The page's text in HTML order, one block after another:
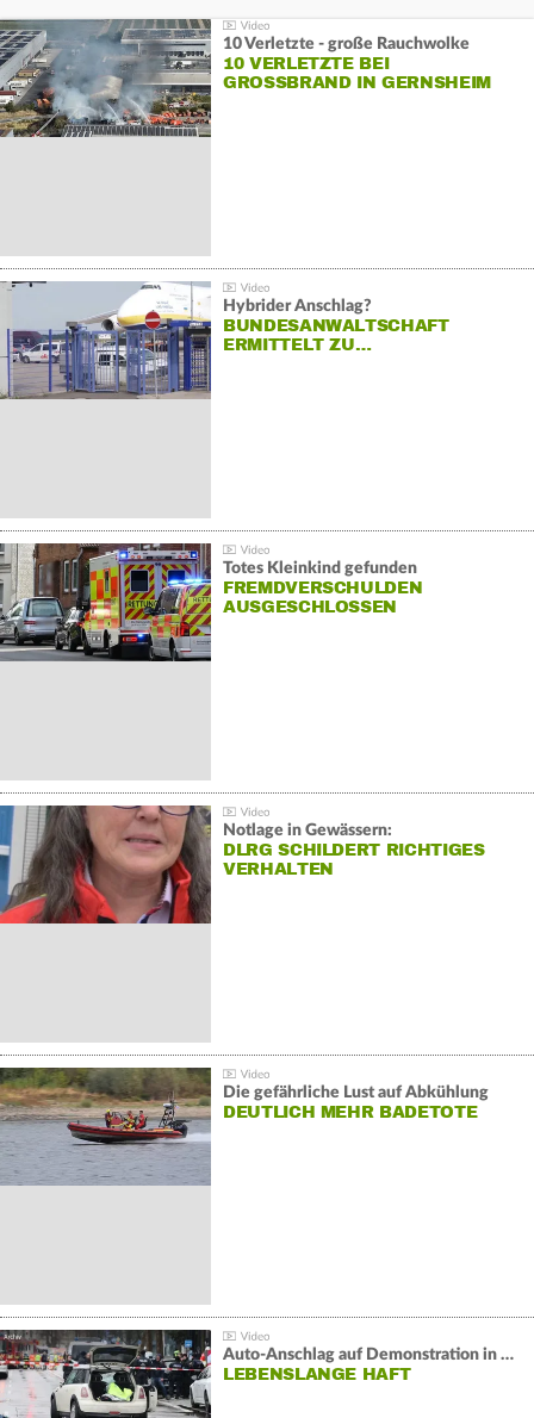
10 Verletzte - große Rauchwolke
10 VERLETZTE BEI
GROSSBRAND IN GERNSHEIM
Hybrider Anschlag?
BUNDESANWALTSCHAFT
ERMITTELT ZU…
Totes Kleinkind gefunden
FREMDVERSCHULDEN
AUSGESCHLOSSEN
Notlage in Gewässern:
DLRG SCHILDERT RICHTIGES
VERHALTEN
Die gefährliche Lust auf Abkühlung
DEUTLICH MEHR BADETOTE
Auto-Anschlag auf Demonstration in München:
LEBENSLANGE HAFT